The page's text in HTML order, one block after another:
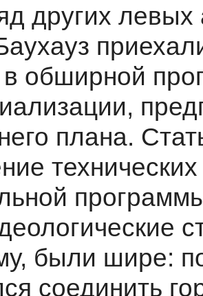
других
в обширной
плана.
были шире:
соединить